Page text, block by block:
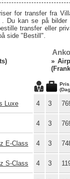
for transfer fra
. Du kan se på
transfer eller
side "Bestill".
»
Luxe 4 3
4 3
E-Class 4 3
S-Class 4 3